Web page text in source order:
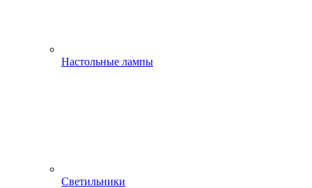
Настольные лампы
Светильники